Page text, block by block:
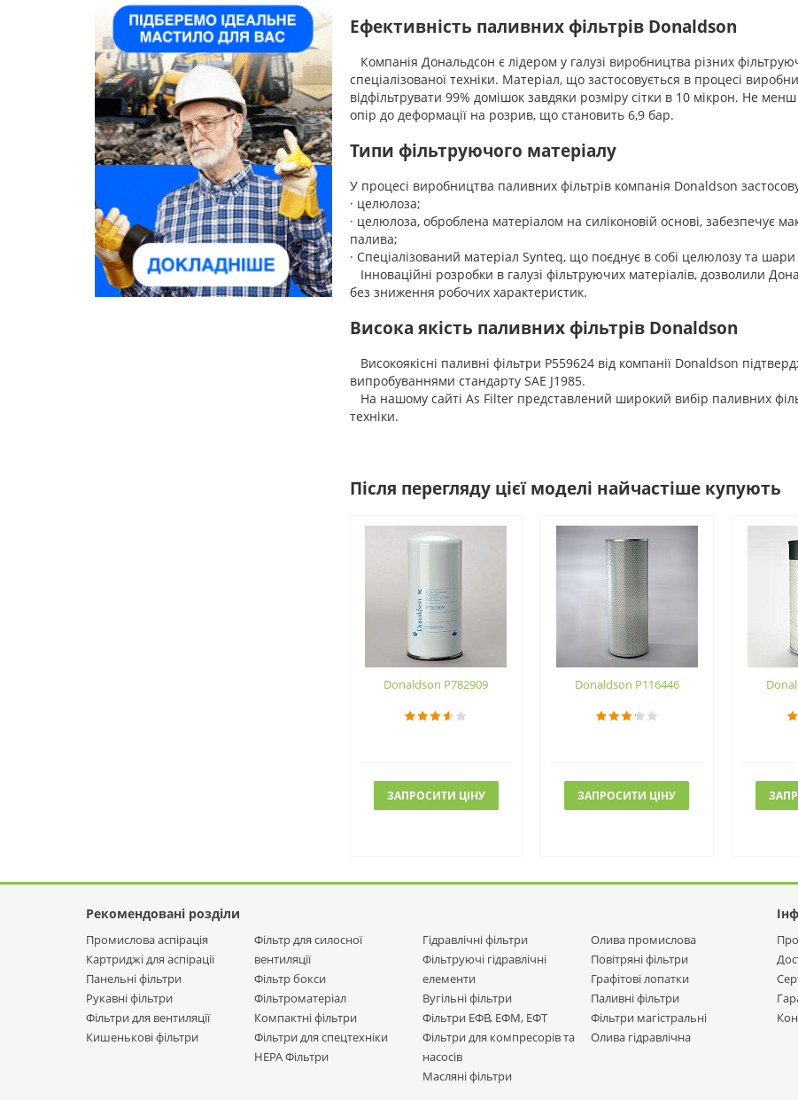
Ефективність паливних фільтрів Donaldson
Компанія Дональдсон є лідером у галузі виробництва різних
спеціалізованої техніки. Матеріал, що застосовується в процесі
відфільтрувати 99% домішок завдяки розміру сітки в 10 мікрон. Не
опір до деформації на розрив, що становить 6,9 бар.
Типи фільтруючого матеріалу
У процесі виробництва паливних фільтрів компанія Donaldson
· целюлоза;
· целюлоза, оброблена матеріалом на силіконовій основі, забезпечує
палива;
· Спеціалізований матеріал Synteq, що поєднує в собі целюлозу та
Інноваційні розробки в галузі фільтруючих матеріалів, дозволили
без зниження робочих характеристик.
Висока якість паливних фільтрів Donaldson
Високоякісні паливні фільтри P559624 від компанії Donaldson
випробуваннями стандарту SAE J1985.
На нашому сайті As Filter представлений широкий вибір паливних
техніки.
Після перегляду цієї моделі найчастіше купують
Donaldson P782909
ЗАПРОСИТИ ЦІНУ
Donaldson P116446
ЗАПРОСИТИ ЦІНУ
Рекомендовані розділи
Промислова аспірація
Картриджі для аспірації
Панельні фільтри
Рукавні фільтри
Фільтри для вентиляції
Кишенькові фільтри
Фільтр для силосної
вентиляції
Фільтр бокси
Фільтроматеріал
Компактні фільтри
Фільтри для спецтехніки
НЕРА Фільтри
Гідравлічні фільтри
Фільтруючі гідравлічні
елементи
Вугільні фільтри
Фільтри ЕФВ, ЕФМ, ЕФТ
Фільтри для компресорів та
насосів
Масляні фільтри
Олива промислова
Повітряні фільтри
Графітові лопатки
Паливні фільтри
Фільтри магістральні
Олива гідравлічна